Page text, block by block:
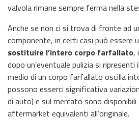
valvola rimane sempre ferma nella
Anche se non ci si trova di fronte ad
componente, in certi casi può essere
sostituire l’intero corpo farfallato,
dopo un’eventuale pulizia si ripresenti
medio di un corpo farfallato oscilla
possono esserci significativa
di auto) e sul mercato sono disponibili
aftermarket equivalenti all’originale.